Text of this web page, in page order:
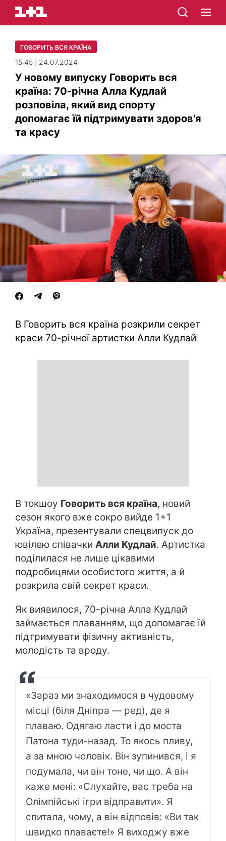
ГОВОРИТЬ ВСЯ КРАЇНА
15:45 | 24.07.2024
У новому випуску Говорить вся
країна: 70-річна Алла Кудлай
розповіла, який вид спорту
допомагає їй підтримувати здоров'я
та красу
В Говорить вся країна розкрили секрет
краси 70-річної артистки Алли Кудлай
В токшоу Говорить вся країна, новий
сезон якого вже сокро вийде 1+1
Україна, презентували спецвипуск до
ювілею співачки Алли Кудлай. Артистка
поділилася не лише цікавими
подробицями особистого життя, а й
розкрила свій секрет краси.
Як виявилося, 70-річна Алла Кудлай
займається плаванням, що допомагає їй
підтримувати фізичну активність,
молодість та вроду.
«Зараз ми знаходимося в чудовому
місці (біля Дніпра — ред), де я
плаваю. Одягаю ласти і до моста
Патона туди-назад. То якось пливу,
а за мною чоловік. Він зупинився, і я
подумала, чи він тоне, чи що. А він
каже мені: «Слухайте, вас треба на
Олімпійські ігри відправити». Я
спитала, чому, а він відповів: «Ви так
швидко плаваєте!» Я виходжу вже